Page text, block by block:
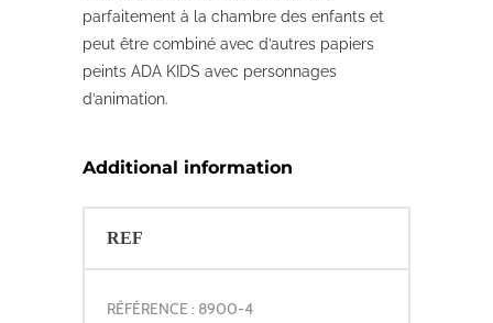
parfaitement à la chambre des enfants et
peut être combiné avec d’autres papiers
peints ADA KIDS avec personnages
d’animation.
Additional information
REF
RÉFÉRENCE : 8900-4